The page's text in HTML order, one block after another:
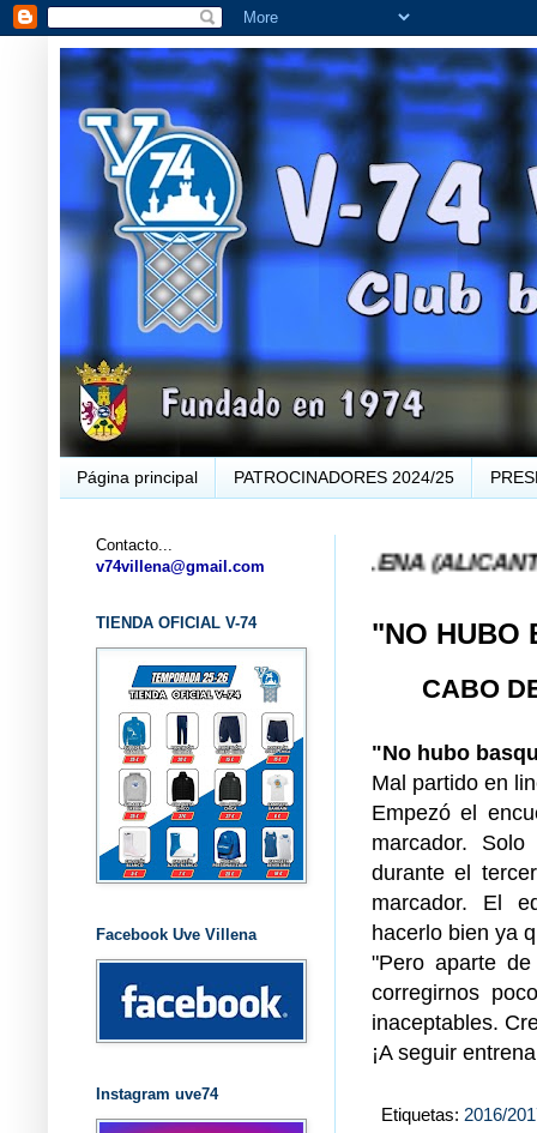
Página principal PATROCINADORES 2024/25
BALONCESTO V-74 VILLENA (ALICANTE) ...
"NO HUBO
CABO
"No hubo
Mal partido en
Empezó el
marcador.
durante el
marcador. El
hacerlo bien ya
"Pero aparte
corregirnos
inaceptables.
¡A seguir
Etiquetas: 2016/
Contacto...
v74villena@gmail.com
TIENDA OFICIAL V-74
Facebook Uve Villena
Instagram uve74